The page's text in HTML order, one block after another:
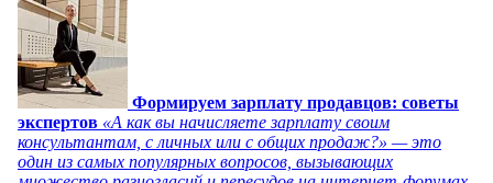
Формируем зарплату продавцов: советы
экспертов «А как вы начисляете зарплату своим
консультантам, с личных или с общих продаж?» — это
один из самых популярных вопросов, вызывающих